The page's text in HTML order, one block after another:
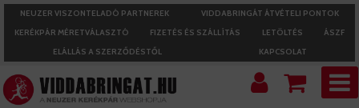
NEUZER VISZONTELADÓ PARTNEREK
VIDDABRINGÁT ÁTVÉTELI PONTOK
KERÉKPÁR MÉRETVÁLASZTÓ
FIZETÉS ÉS SZÁLLÍTÁS LETÖLTÉS
ÁSZF
ELÁLLÁS A SZERZŐDÉSTŐL
KAPCSOLAT